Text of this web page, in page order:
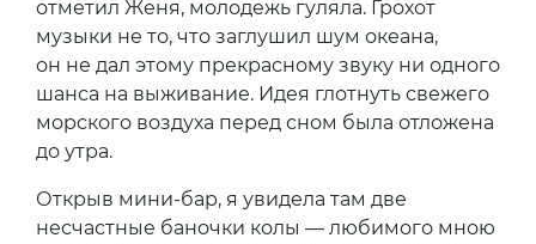
отметил Женя, молодежь гуляла. Грохот
музыки не то, что заглушил шум океана,
он не дал этому прекрасному звуку ни одного
шанса на выживание. Идея глотнуть свежего
морского воздуха перед сном была отложена
до утра.
Открыв мини-бар, я увидела там две
несчастные баночки колы — любимого мною